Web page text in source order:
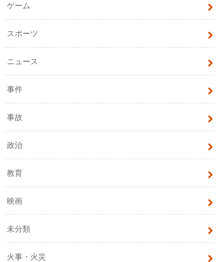
ゲーム
スポーツ
ニュース
事件
事故
政治
教育
映画
未分類
火事・火災